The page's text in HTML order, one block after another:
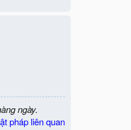
ngày.
pháp liên quan